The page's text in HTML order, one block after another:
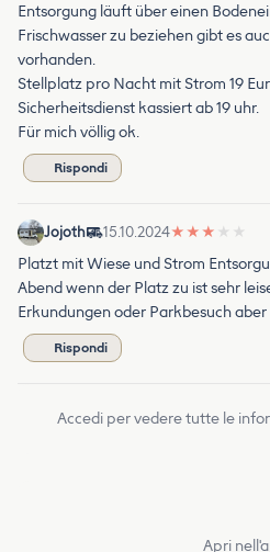
Entsorgung läuft über einen
Frischwasser zu beziehen gibt es
vorhanden.
Stellplatz pro Nacht mit Strom 19
Sicherheitsdienst kassiert ab 19 uhr.
Für mich völlig ok.
Rispondi
Jojoth 15.10.2024★ ★ ★ ★ ★
Platzt mit Wiese und Strom
Abend wenn der Platz zu ist sehr
Erkundungen oder Parkbesuch
Rispondi
Accedi per vedere tutte le
Apri